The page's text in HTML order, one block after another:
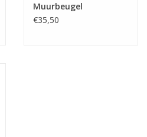
Muurbeugel
€35,50